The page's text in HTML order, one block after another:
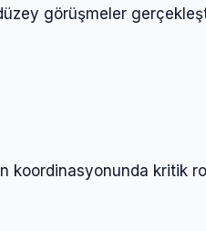
görüşmeler
koordinasyonunda kritik rol